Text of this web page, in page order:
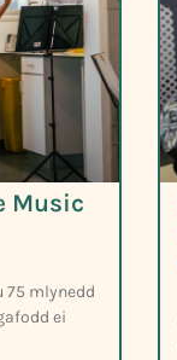
Music
75 mlynedd
ei